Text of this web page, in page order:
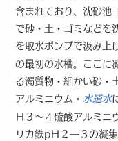
含まれており、沈砂池
で砂・土・ゴミなどを
を取水ポンプで汲み上
の最初の水槽。ここに
る濁質物・細かい砂・
アルミニウム・ 水道水
Ｈ３～４硫酸アルミニ
リカ鉄pＨ２―３の凝集